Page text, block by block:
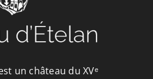
un château du XVᵉ